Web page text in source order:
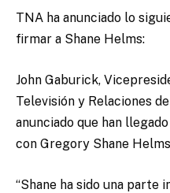
TNA ha anunciado lo
firmar a Shane Helms:
John Gaburick,
Televisión y Relaciones
anunciado que han
con Gregory Shane
“Shane ha sido una parte